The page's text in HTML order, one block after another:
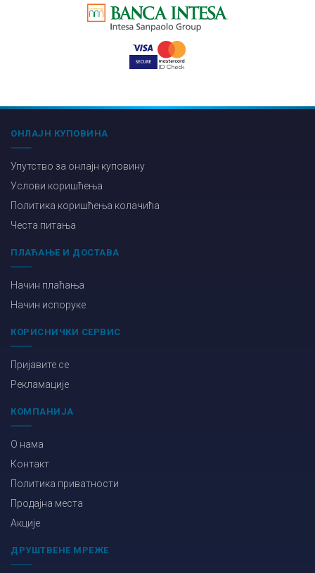
ОНЛАЈН КУПОВИНА
Упутство за онлајн куповину
Услови коришћења
Политика коришћења колачића
Честа питања
ПЛАЋАЊЕ И ДОСТАВА
Начин плаћања
Начин испоруке
КОРИСНИЧКИ СЕРВИС
Пријавите се
Рекламације
КОМПАНИЈА
О нама
Контакт
Политика приватности
Продајна места
Акције
ДРУШТВЕНЕ МРЕЖЕ